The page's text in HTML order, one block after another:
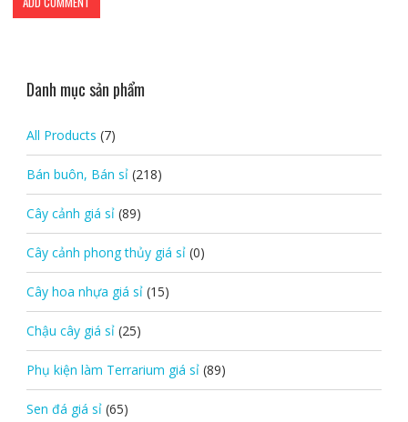
Danh mục sản phẩm
All Products (7)
Bán buôn, Bán sỉ (218)
Cây cảnh giá sỉ (89)
Cây cảnh phong thủy giá sỉ (0)
Cây hoa nhựa giá sỉ (15)
Chậu cây giá sỉ (25)
Phụ kiện làm Terrarium giá sỉ (89)
Sen đá giá sỉ (65)